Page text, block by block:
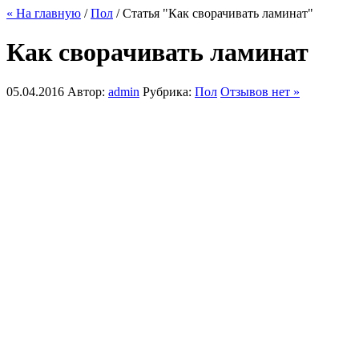
« На главную /Пол / Статья "Как сворачивать ламинат"
Как сворачивать ламинат
05.04.2016 Автор: admin Рубрика: Пол Отзывов нет »